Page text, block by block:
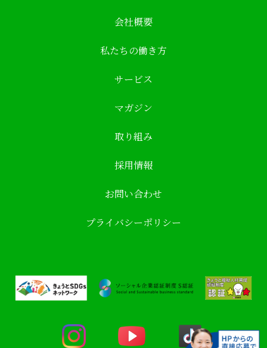
会社概要
私たちの働き方
サービス
マガジン
取り組み
採用情報
お問い合わせ
プライバシーポリシー